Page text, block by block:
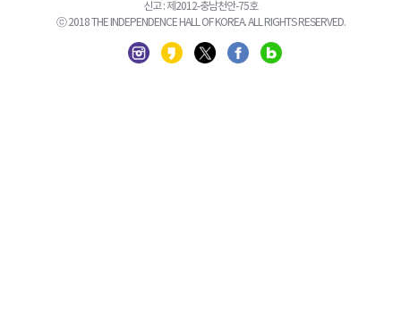
신고 : 제2012-충남천안-75호
ⓒ 2018 THE INDEPENDENCE HALL OF KOREA. ALL RIGHTS RESERVED.